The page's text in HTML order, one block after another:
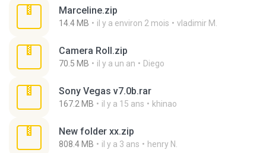
Marceline.zip
14.4 MB il y a environ 2 mois vladimir M.
Camera Roll.zip
70.5 MB il y a un an Diego
Sony Vegas v7.0b.rar
167.2 MB il y a 15 ans khinao
New folder xx.zip
808.4 MB il y a 3 ans henry N.